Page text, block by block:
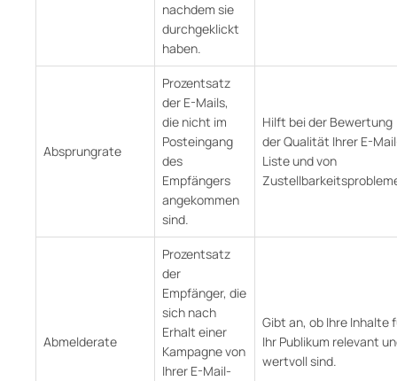
nachdem sie
durchgeklickt
haben.
Absprungrate
Prozentsatz
der E-Mails,
die nicht im
Posteingang
des
Empfängers
angekommen
sind.
Hilft bei der Bewertung
der Qualität Ihrer E-
Liste und von
Abmelderate
Prozentsatz
der
Empfänger, die
sich nach
Erhalt einer
Kampagne von
Ihrer E-Mail-
Gibt an, ob Ihre Inhalte
Ihr Publikum relevant
wertvoll sind.